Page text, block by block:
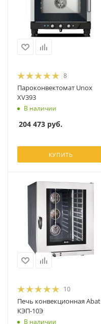
8
Пароконвектомат Unox
XV393
В наличии
204 473 руб.
КУПИТЬ
10
Печь конвекционная Abat
КЭП-10Э
В наличии